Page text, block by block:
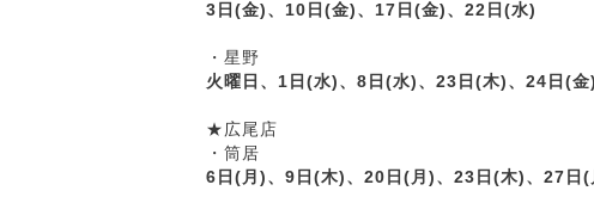
3日(金)、10日(金)、17日(金)、22日(水)
・星野
火曜日、1日(水)、8日(水)、23日(木)、24日(金)
★広尾店
・筒居
6日(月)、9日(木)、20日(月)、23日(木)、27日(